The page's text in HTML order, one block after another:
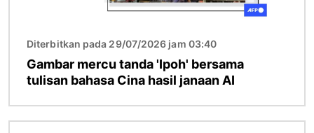
Diterbitkan pada 29/07/2026 jam 03:40
Gambar mercu tanda 'Ipoh' bersama
tulisan bahasa Cina hasil janaan AI